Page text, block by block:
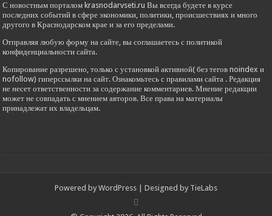
С новостным порталом krasnodarvseti.ru Вы всегда будете в курсе
последних событий в сфере экономики, политики, происшествиях и много
другого в Краснодарском крае и за его пределами.
Отправляя любую форму на сайте, вы соглашаетесь с политикой
конфиденциальности сайта.
Копирование разрешено, только с установкой активной( без тегов noindex и
nofollow) гиперссылки на сайт. Ознакомьтесь с правилами сайта . Редакция
не несет ответственности за содержание комментариев. Мнение редакции
может не совпадать с мнением авторов. Все права на материалы
принадлежат их владельцам.
Powered by WordPress | Designed by TieLabs